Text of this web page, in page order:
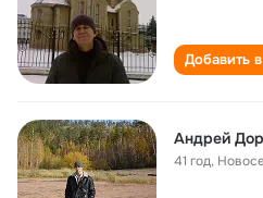
Добавить
Андрей
41 год,